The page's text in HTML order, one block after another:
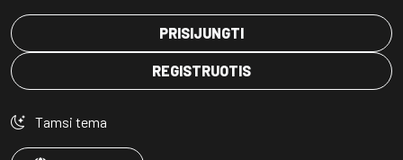
PRISIJUNGTI
REGISTRUOTIS
Tamsi tema